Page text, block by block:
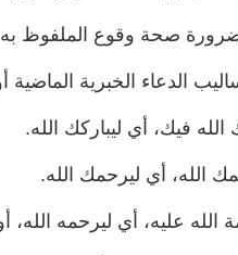
ضرورة صحة وقوع الملفوظ
الدعاء الخبرية الماضية
فيك، أي ليباركك الله.
أي ليرحمك الله.
عليه، أي ليرحمه الله،